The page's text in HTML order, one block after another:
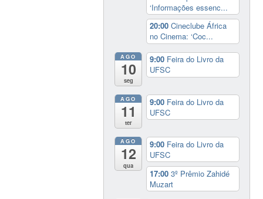
‘Informações essenc...
20:00Cineclube África
no Cinema: ‘Coc...
AGO
10
seg
9:00 Feira do Livro da
UFSC
AGO
11
ter
9:00 Feira do Livro da
UFSC
AGO
12
qua
9:00 Feira do Livro da
UFSC
17:003º Prêmio Zahidé
Muzart